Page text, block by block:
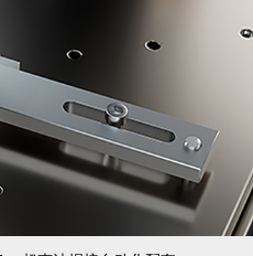
数字 灵科超声
配套
大，发波稳定，